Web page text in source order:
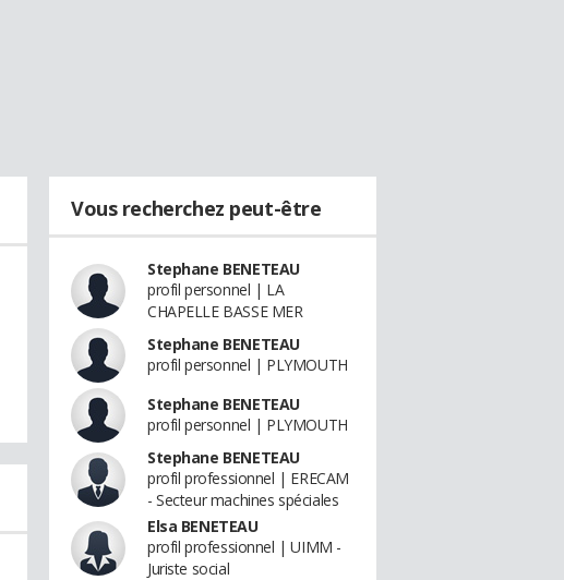
Vous recherchez peut-être
Stephane BENETEAU
profil personnel | LA
CHAPELLE BASSE MER
Stephane BENETEAU
profil personnel | PLYMOUTH
Stephane BENETEAU
profil personnel | PLYMOUTH
Stephane BENETEAU
profil professionnel | ERECAM
- Secteur machines spéciales
Elsa BENETEAU
profil professionnel | UIMM -
Juriste social